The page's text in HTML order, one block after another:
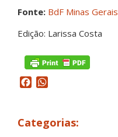
Fonte: BdF Minas Gerais
Edição: Larissa Costa
Facebook
Categorias: